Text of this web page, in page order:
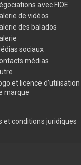
avec FIOE
de vidéos
des balados
sociaux
médias
et licence d’utilisation
marque
et conditions juridiques